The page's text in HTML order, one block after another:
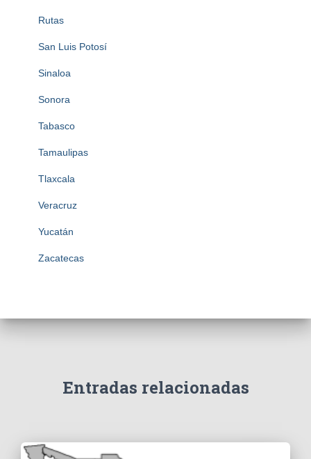
Rutas
San Luis Potosí
Sinaloa
Sonora
Tabasco
Tamaulipas
Tlaxcala
Veracruz
Yucatán
Zacatecas
Entradas relacionadas